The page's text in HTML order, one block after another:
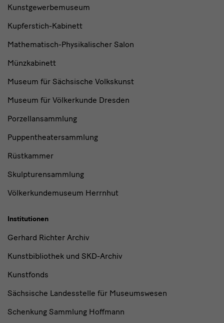
Kunstgewerbemuseum
Kupferstich-Kabinett
Mathematisch-Physikalischer Salon
Münzkabinett
Museum für Sächsische Volkskunst
Museum für Völkerkunde Dresden
Porzellansammlung
Puppentheatersammlung
Rüstkammer
Skulpturensammlung
Völkerkundemuseum Herrnhut
Institutionen
Gerhard Richter Archiv
Kunstbibliothek und SKD-Archiv
Kunstfonds
Sächsische Landesstelle für Museumswesen
Schenkung Sammlung Hoffmann